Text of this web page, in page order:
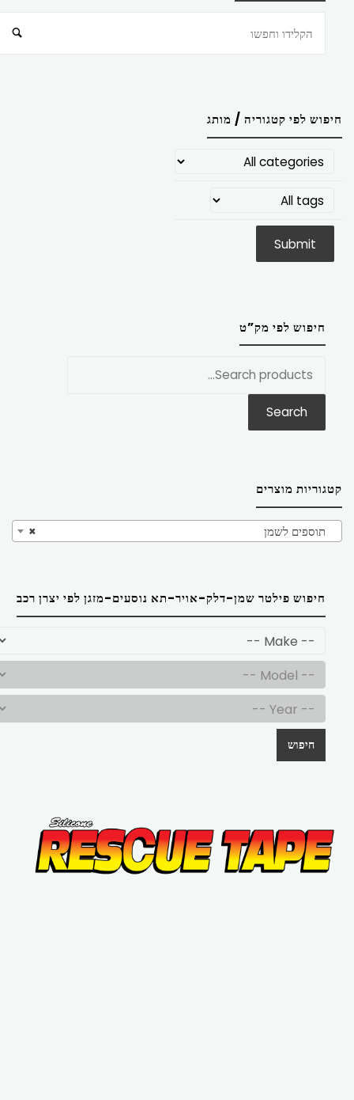
חיפוש לפי קטגוריה / מותג
חיפוש לפי מק”ט
Search
קטגוריות מוצרים
× תוספים לשמן
חיפוש פילטר שמן-דלק-אויר-תא נוסעים-מזגן לפי יצרן רכב
חיפוש